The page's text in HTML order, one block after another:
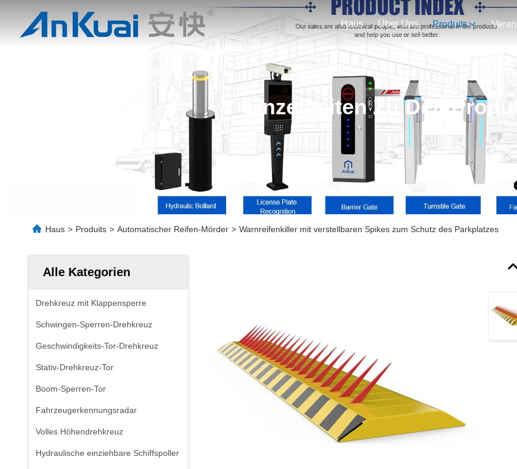
Haus Über Uns Produits
Einzelheiten Zu Den
Haus > Produits > Automatischer Reifen-Mörder > Warnreifenkiller mit verstellbaren Spikes zum Schutz des Parkplatzes
Alle Kategorien
Drehkreuz mit Klappensperre
Schwingen-Sperren-Drehkreuz
Geschwindigkeits-Tor-Drehkreuz
Stativ-Drehkreuz-Tor
Boom-Sperren-Tor
Fahrzeugerkennungsradar
Volles Höhendrehkreuz
Hydraulische einziehbare Schiffspoller